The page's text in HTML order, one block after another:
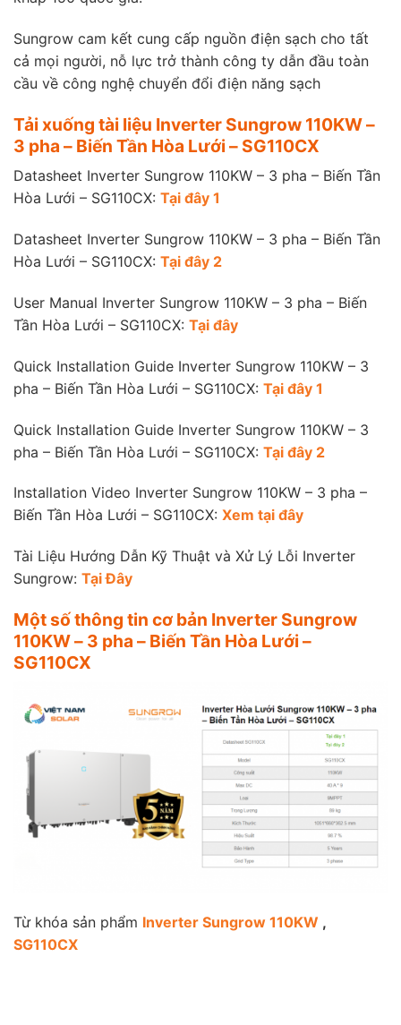
Sungrow cam kết cung cấp nguồn điện sạch cho tất
cả mọi người, nỗ lực trở thành công ty dẫn đầu toàn
cầu về công nghệ chuyển đổi điện năng sạch
Tải xuống tài liệu Inverter Sungrow 110KW –
3 pha – Biến Tần Hòa Lưới – SG110CX
Datasheet Inverter Sungrow 110KW – 3 pha – Biến Tần
Hòa Lưới – SG110CX: Tại đây 1
Datasheet Inverter Sungrow 110KW – 3 pha – Biến Tần
Hòa Lưới – SG110CX: Tại đây 2
User Manual Inverter Sungrow 110KW – 3 pha – Biến
Tần Hòa Lưới – SG110CX: Tại đây
Quick Installation Guide Inverter Sungrow 110KW – 3
pha – Biến Tần Hòa Lưới – SG110CX: Tại đây 1
Quick Installation Guide Inverter Sungrow 110KW – 3
pha – Biến Tần Hòa Lưới – SG110CX: Tại đây 2
Installation Video Inverter Sungrow 110KW – 3 pha –
Biến Tần Hòa Lưới – SG110CX: Xem tại đây
Tài Liệu Hướng Dẫn Kỹ Thuật và Xử Lý Lỗi Inverter
Sungrow: Tại Đây
Một số thông tin cơ bản Inverter Sungrow
110KW – 3 pha – Biến Tần Hòa Lưới –
SG110CX
Từ khóa sản phẩm Inverter Sungrow 110KW ,
SG110CX